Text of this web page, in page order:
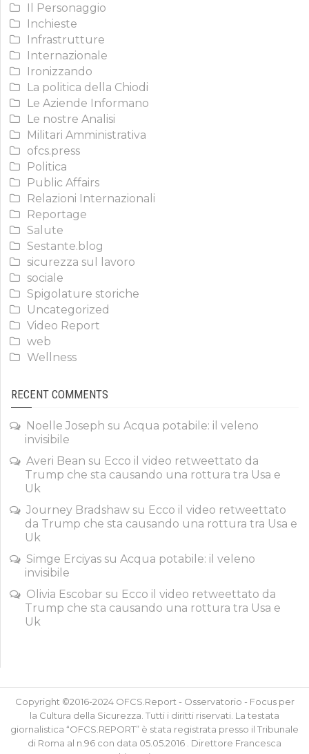
Il Personaggio
Inchieste
Infrastrutture
Internazionale
Ironizzando
La politica della Chiodi
Le Aziende Informano
Le nostre Analisi
Militari Amministrativa
ofcs.press
Politica
Public Affairs
Relazioni Internazionali
Reportage
Salute
Sestante.blog
sicurezza sul lavoro
sociale
Spigolature storiche
Uncategorized
Video Report
web
Wellness
RECENT COMMENTS
Noelle Joseph su Acqua potabile: il veleno
invisibile
Averi Bean su Ecco il video retweettato da
Trump che sta causando una rottura tra Usa e
Uk
Journey Bradshaw su Ecco il video retweettato
da Trump che sta causando una rottura tra Usa e
Uk
Simge Erciyas su Acqua potabile: il veleno
invisibile
Olivia Escobar su Ecco il video retweettato da
Trump che sta causando una rottura tra Usa e
Uk
Copyright ©2016-2024 OFCS.Report - Osservatorio - Focus per
la Cultura della Sicurezza. Tutti i diritti riservati. La testata
giornalistica “OFCS.REPORT” è stata registrata presso il Tribunale
di Roma al n.96 con data 05.05.2016 . Direttore Francesca